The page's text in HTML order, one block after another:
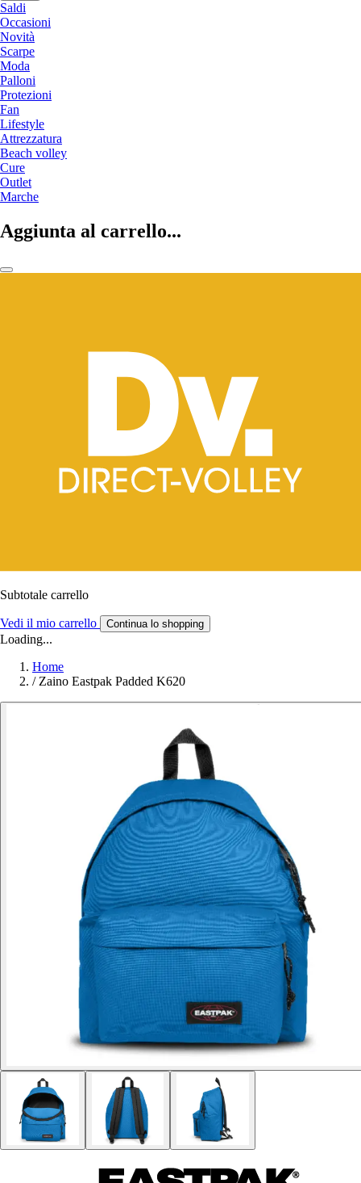
Saldi
Occasioni
Novità
Scarpe
Moda
Palloni
Protezioni
Fan
Lifestyle
Attrezzatura
Beach volley
Cure
Outlet
Marche
Aggiunta al carrello...
Subtotale carrello
Vedi il mio carrello Continua lo shopping
Loading...
Home
/ Zaino Eastpak Padded K620